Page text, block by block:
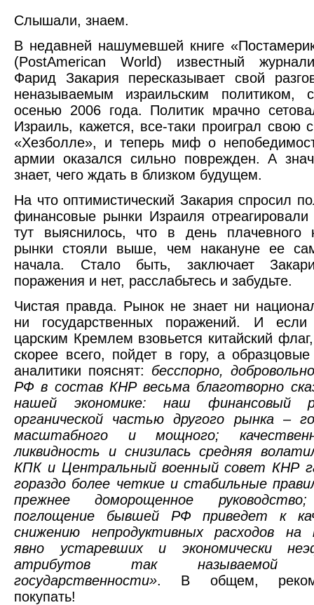
Слышали, знаем.
В недавней нашумевшей книге
(PostAmerican World) известный
Фарид Закария пересказывает свой
неназываемым израильским политиком,
осенью 2006 года. Политик мрачно
Израиль, кажется, все-таки проиграл свою
«Хезболле», и теперь миф о
армии оказался сильно поврежден. А
знает, чего ждать в близком будущем.
На что оптимистический Закария спросил
финансовые рынки Израиля
тут выяснилось, что в день плачевного
рынки стояли выше, чем накануне ее
начала. Стало быть, заключает
поражения и нет, расслабьтесь и забудьте.
Чистая правда. Рынок не знает ни
ни государственных поражений. И
царским Кремлем взовьется китайский
скорее всего, пойдет в гору, а
аналитики пояснят: бесспорно,
РФ в состав КНР весьма благотворно
нашей экономике: наш финансовый
органической частью другого рынка –
масштабного и мощного;
ликвидность и снизилась средняя
КПК и Центральный военный совет КНР
гораздо более четкие и стабильные
прежнее доморощенное
поглощение бывшей РФ приведет к
снижению непродуктивных расходов на
явно устаревших и экономически
атрибутов так называемой
государственности». В общем,
покупать!